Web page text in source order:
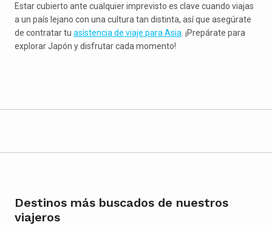
Estar cubierto ante cualquier imprevisto es clave cuando viajas
a un país lejano con una cultura tan distinta, así que asegúrate
de contratar tu asistencia de viaje para Asia . ¡Prepárate para
explorar Japón y disfrutar cada momento!
Destinos más buscados de nuestros
viajeros